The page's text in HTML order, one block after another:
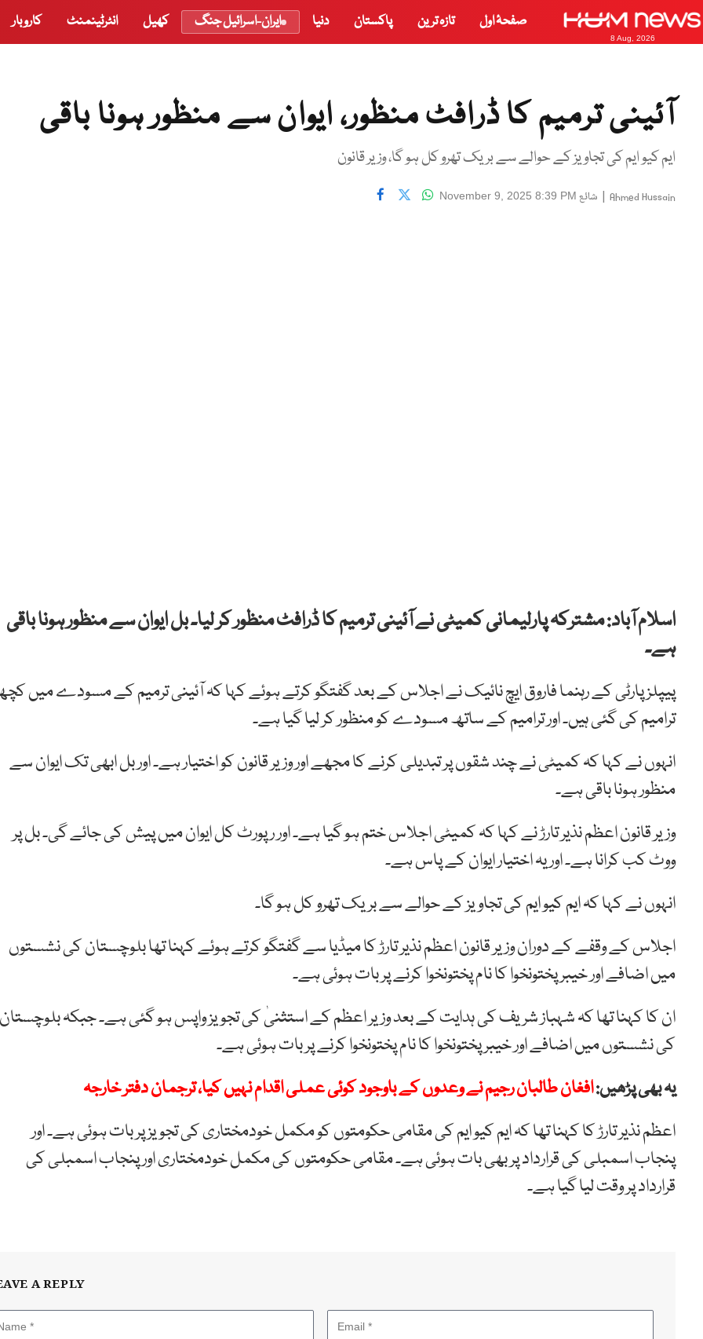
8 Aug, 2026
صفحۂ اول تازہ ترین پاکستان دنیا ایران-اسرائیل جنگ کھیل انٹرٹینمنٹ کاروبار
آئینی ترمیم کا ڈرافٹ منظور، ایوان سے منظور ہونا باقی
ایم کیو ایم کی تجاویز کے حوالے سے بریک تھرو کل ہو گا، وزیر قانون
Ahmed Hussain
| شائع November 9, 2025 8:39 PM
اسلام آباد: مشترکہ پارلیمانی کمیٹی نے آئینی ترمیم کا ڈرافٹ منظور کر لیا۔ بل ایوان سے منظور ہونا باقی
ہے۔
پیپلز پارٹی کے رہنما فاروق ایچ نائیک نے اجلاس کے بعد گفتگو کرتے ہوئے کہا کہ آئینی ترمیم کے مسودے میں
ترامیم کی گئی ہیں۔ اور ترامیم کے ساتھ مسودے کو منظور کر لیا گیا ہے۔
انہوں نے کہا کہ کمیٹی نے چند شقوں پر تبدیلی کرنے کا مجھے اور وزیر قانون کو اختیار ہے۔ اور بل ابھی تک ایوان سے
منظور ہونا باقی ہے۔
وزیر قانون اعظم نذیر تارڑ نے کہا کہ کمیٹی اجلاس ختم ہو گیا ہے۔ اور رپورٹ کل ایوان میں پیش کی جائے گی۔ بل پر
ووٹ کب کرانا ہے۔ اور یہ اختیار ایوان کے پاس ہے۔
انہوں نے کہا کہ ایم کیو ایم کی تجاویز کے حوالے سے بریک تھرو کل ہو گا۔
اجلاس کے وقفے کے دوران وزیر قانون اعظم نذیر تارڑ کا میڈیا سے گفتگو کرتے ہوئے کہنا تھا بلوچستان کی نشستوں
میں اضافے اور خیبرپختونخوا کا نام پختونخوا کرنے پر بات ہوئی ہے۔
ان کا کہنا تھا کہ شہباز شریف کی ہدایت کے بعد وزیر اعظم کے استثنیٰ کی تجویز واپس ہو گئی ہے۔ جبکہ بلوچستان
کی نشستوں میں اضافے اور خیبر پختونخوا کا نام پختونخوا کرنے پر بات ہوئی ہے۔
یہ بھی پڑھیں:افغان طالبان رجیم نے وعدوں کے باوجود کوئی عملی اقدام نہیں کیا، ترجمان دفتر خارجہ
اعظم نذیر تارڑ کا کہنا تھا کہ ایم کیو ایم کی مقامی حکومتوں کو مکمل خودمختاری کی تجویز پر بات ہوئی ہے۔ اور
پنجاب اسمبلی کی قرارداد پر بھی بات ہوئی ہے۔ مقامی حکومتوں کی مکمل خودمختاری اور پنجاب اسمبلی کی
قرارداد پر وقت لیا گیا ہے۔
A REPLY